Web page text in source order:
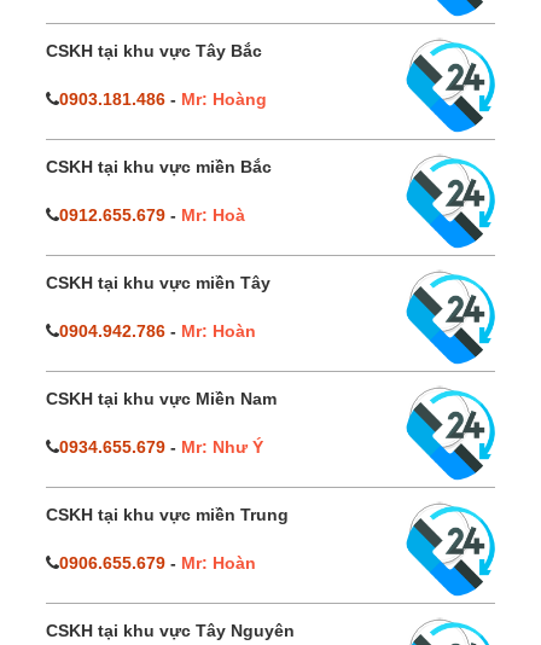
CSKH tại khu vực Tây Bắc
0903.181.486 - Mr: Hoàng
CSKH tại khu vực miền Bắc
0912.655.679 - Mr: Hoà
CSKH tại khu vực miền Tây
0904.942.786 - Mr: Hoàn
CSKH tại khu vực Miền Nam
0934.655.679 - Mr: Như Ý
CSKH tại khu vực miền Trung
0906.655.679 - Mr: Hoàn
CSKH tại khu vực Tây Nguyên